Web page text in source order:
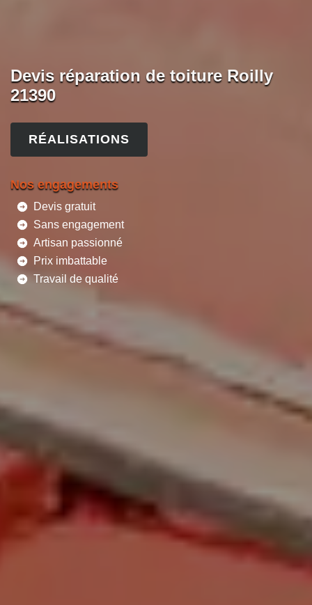
Devis réparation de toiture Roilly
21390
RÉALISATIONS
Nos engagements
Devis gratuit
Sans engagement
Artisan passionné
Prix imbattable
Travail de qualité